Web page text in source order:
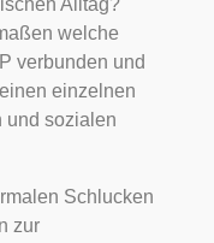
Alltag?
welche
verbunden und
einzelnen
und sozialen
Schlucken
zur